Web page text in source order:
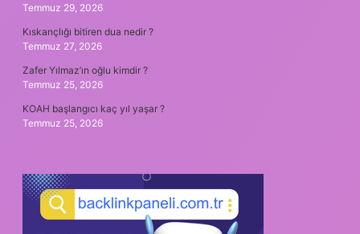
Temmuz 29, 2026
Kıskançlığı bitiren dua nedir ?
Temmuz 27, 2026
Zafer Yılmaz’ın oğlu kimdir ?
Temmuz 25, 2026
KOAH başlangıcı kaç yıl yaşar ?
Temmuz 25, 2026